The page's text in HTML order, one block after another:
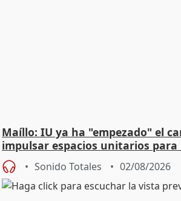
Maíllo: IU ya ha "empezado" el
impulsar espacios unitarios para
Sonido Totales 02/08/2026